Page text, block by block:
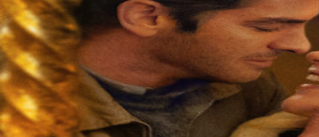
Professional